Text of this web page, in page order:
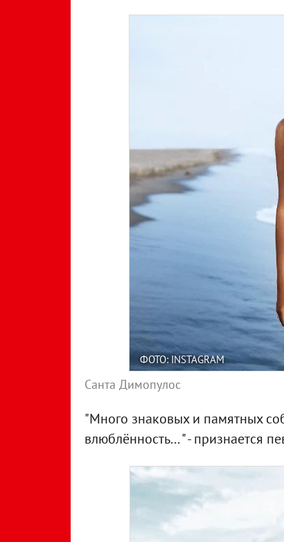
ФОТО: INSTAGRAM
Санта Димопулос
"Много знаковых и памятных
влюблённость... " - признается